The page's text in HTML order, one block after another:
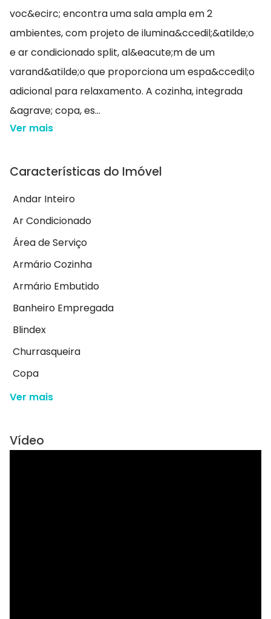
voc&ecirc; encontra uma sala ampla em 2
ambientes, com projeto de ilumina&ccedil;&atilde;o
e ar condicionado split, al&eacute;m de um
varand&atilde;o que proporciona um espa&ccedil;o
adicional para relaxamento. A cozinha, integrada
&agrave; copa, es...
Ver mais
Características do Imóvel
Andar Inteiro
Ar Condicionado
Área de Serviço
Armário Cozinha
Armário Embutido
Banheiro Empregada
Blindex
Churrasqueira
Copa
Ver mais
Vídeo